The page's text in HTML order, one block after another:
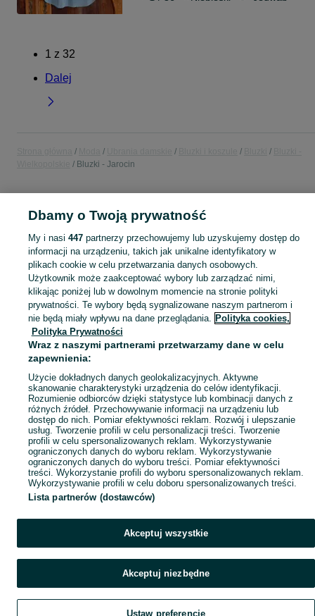
1 z 32
Dalej
Bluzki - Jarocin
KATEGORIA
Szeroki wybór bluzek damskich Jarocin ▶️ Różne materiały i kolory ✅ Nowe i używane w atrakcyjnych cenach ✌ Sprawdź oferty na OLX.pl! Zobacz
Mapa kategorii
Mapa miejscowości
Mapa ministron
Popularne wyszukiwania
Dbamy o Twoją prywatność
My i nasi 447partnerzy przechowujemy lub uzyskujemy dostęp do
informacji na urządzeniu, takich jak unikalne identyfikatory w
plikach cookie w celu przetwarzania danych osobowych.
Użytkownik może zaakceptować wybory lub zarządzać nimi,
klikając poniżej lub w dowolnym momencie na stronie polityki
prywatności. Te wybory będą sygnalizowane naszym partnerom i
nie będą miały wpływu na dane przeglądania. Polityka cookies,
Polityka Prywatności
Wraz z naszymi partnerami przetwarzamy dane w celu
zapewnienia:
Użycie dokładnych danych geolokalizacyjnych. Aktywne
skanowanie charakterystyki urządzenia do celów identyfikacji.
Rozumienie odbiorców dzięki statystyce lub kombinacji danych z
różnych źródeł. Przechowywanie informacji na urządzeniu lub
dostęp do nich. Pomiar efektywności reklam. Rozwój i ulepszanie
usług. Tworzenie profili w celu personalizacji treści. Tworzenie
profili w celu spersonalizowanych reklam. Wykorzystywanie
ograniczonych danych do wyboru reklam. Wykorzystywanie
ograniczonych danych do wyboru treści. Pomiar efektywności
treści. Wykorzystanie profili do wyboru spersonalizowanych reklam.
Wykorzystywanie profili w celu doboru spersonalizowanych treści.
Lista partnerów (dostawców)
Akceptuj wszystkie
Akceptuj niezbędne
Ustaw preferencje